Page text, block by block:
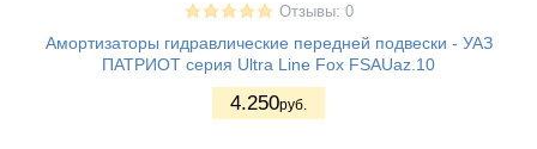
Отзывы: 0
Амортизаторы гидравлические передней подвески - УАЗ
ПАТРИОТ серия Ultra Line Fox FSAUaz.10
4.250руб.